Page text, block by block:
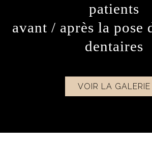
patients
avant / après la pose
dentaires
VOIR LA GALERIE